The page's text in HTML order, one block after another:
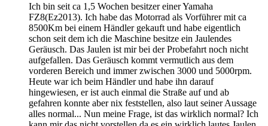
Ich bin seit ca 1,5 Wochen besitzer einer Yamaha
FZ8(Ez2013). Ich habe das Motorrad als Vorführer mit ca
8500Km bei einem Händler gekauft und habe eigentlich
schon seit dem ich die Maschine besitze ein Jaulendes
Geräusch. Das Jaulen ist mir bei der Probefahrt noch nicht
aufgefallen. Das Geräusch kommt vermutlich aus dem
vorderen Bereich und immer zwischen 3000 und 5000rpm.
Heute war ich beim Händler und habe ihn darauf
hingewiesen, er ist auch einmal die Straße auf und ab
gefahren konnte aber nix feststellen, also laut seiner Aussage
alles normal... Nun meine Frage, ist das wirklich normal? Ich